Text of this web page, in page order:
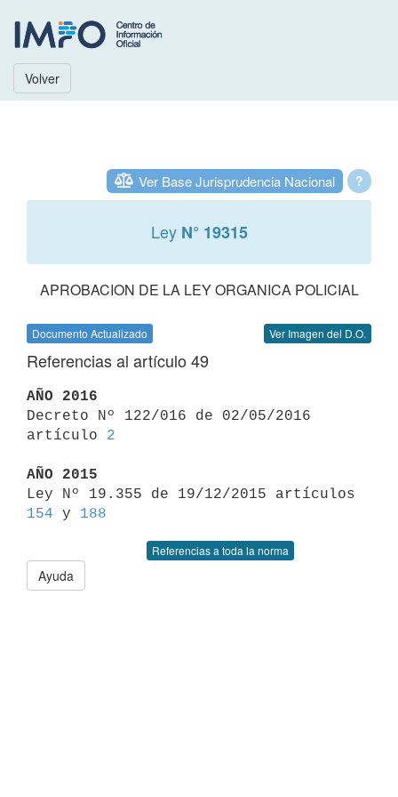
Volver
?
Ver Base Jurisprudencia Nacional
Ley N° 19315
APROBACION DE LA LEY ORGANICA POLICIAL
Documento Actualizado Ver Imagen del D.O.
Referencias al artículo 49
AÑO 2016
Decreto Nº 122/016 de 02/05/2016
artículo 2
AÑO 2015
154 y 188
Referencias a toda la norma
Ayuda